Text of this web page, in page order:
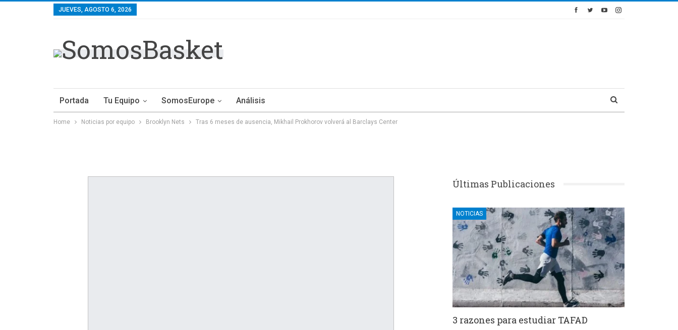
JUEVES, AGOSTO 6, 2026
Portada Tu Equipo SomosEurope Análisis
Home Noticias por equipo Brooklyn Nets Tras 6 meses de ausencia, Mikhail Prokhorov volverá al Barclays Center
Últimas Publicaciones
NOTICIAS
3 razones para estudiar TAFAD